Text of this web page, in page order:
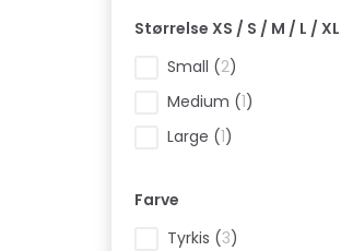
PetDreamHouse (7)
Rukka(3)
Trixie(15 )
Størrelse XS / S / M / L / XL
Small (2)
Medium (1)
Large (1)
Farve
Tyrkis (3)